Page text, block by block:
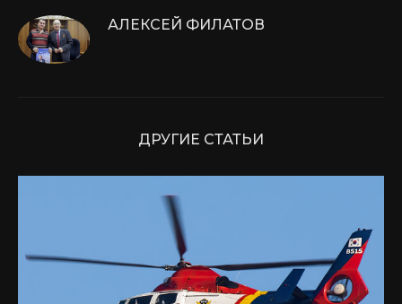
АЛЕКСЕЙ ФИЛАТОВ
ДРУГИЕ СТАТЬИ